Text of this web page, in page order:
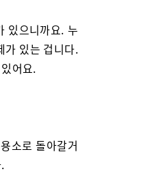
있으니까요. 누
가 있는 겁니다.
어요.
소로 돌아갈거